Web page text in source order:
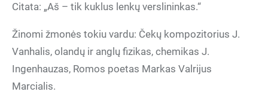
Citata: „Aš – tik kuklus lenkų verslininkas.“
Žinomi žmonės tokiu vardu: Čekų kompozitorius J.
Vanhalis, olandų ir anglų fizikas, chemikas J.
Ingenhauzas, Romos poetas Markas Valrijus
Marcialis.